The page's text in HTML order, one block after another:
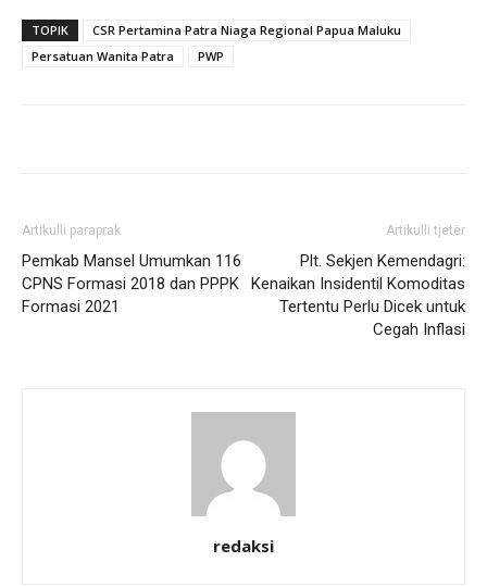
TOPIK
CSR Pertamina Patra Niaga Regional Papua Maluku
Persatuan Wanita Patra
PWP
Artikulli paraprak
Pemkab Mansel Umumkan 116
CPNS Formasi 2018 dan PPPK
Formasi 2021
Artikulli tjetër
Plt. Sekjen Kemendagri:
Kenaikan Insidentil Komoditas
Tertentu Perlu Dicek untuk
Cegah Inflasi
redaksi